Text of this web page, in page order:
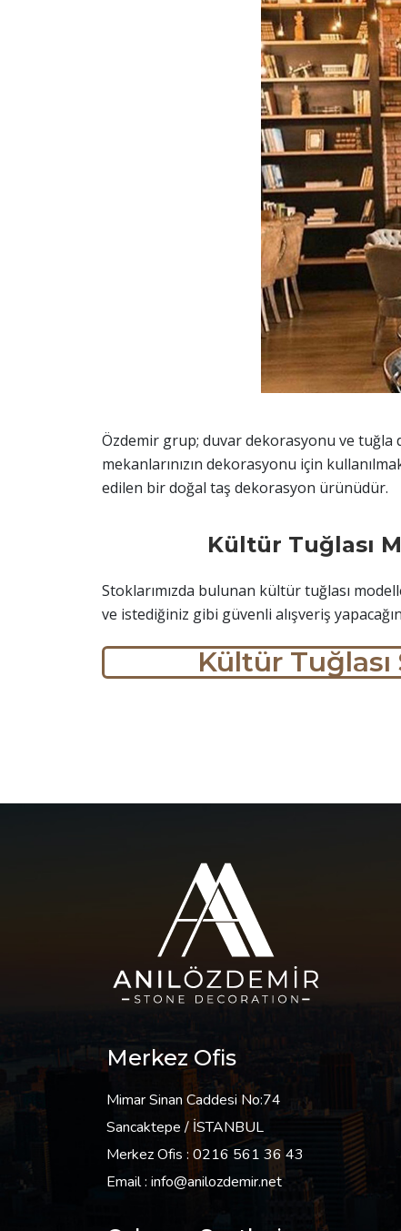
Özdemir grup; duvar dekorasyonu ve
mekanlarınızın dekorasyonu için
edilen bir doğal taş dekorasyon ürünüdür.
Kültür Tuğlası
Stoklarımızda bulunan kültür tuğlası
ve istediğiniz gibi güvenli alışveriş
Kültür Tuğlası
Merkez Ofis
Mimar Sinan Caddesi No:74
Sancaktepe / İSTANBUL
Merkez Ofis : 0216 561 36 43
Email : info@anilozdemir.net